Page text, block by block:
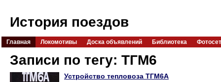
История поездов
Главная Локомотивы Доска объявлений Библиотека
Записи по тегу: ТГМ6
Устройство тепловоза ТГМ6А